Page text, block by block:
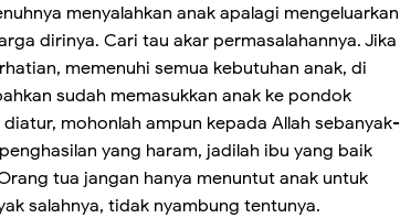
menyalahkan anak apalagi mengeluarkan
dirinya. Cari tau akar permasalahannya. Jika
memenuhi semua kebutuhan anak, di
sudah memasukkan anak ke pondok
mohonlah ampun kepada Allah sebanyak-
yang haram, jadilah ibu yang baik
tua jangan hanya menuntut anak untuk
salahnya, tidak nyambung tentunya.